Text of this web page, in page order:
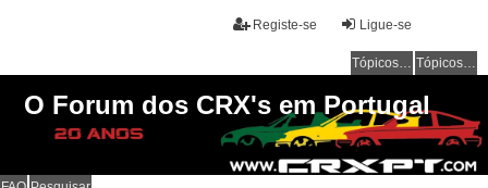
Ligue-se
Registe-se
Tópicos sem resposta Tópicos ativos
O Forum dos CRX's em Portugal